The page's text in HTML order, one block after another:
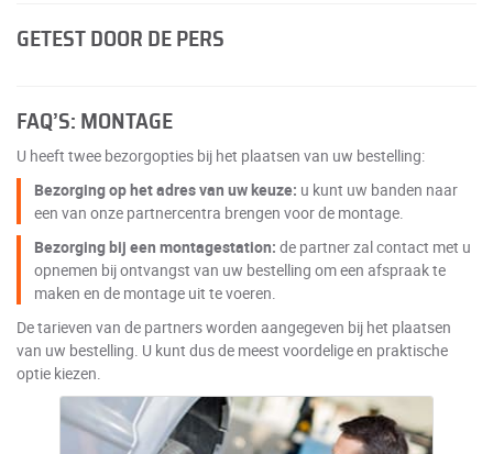
GETEST DOOR DE PERS
FAQ’S: MONTAGE
U heeft twee bezorgopties bij het plaatsen van uw bestelling:
Bezorging op het adres van uw keuze: u kunt uw banden naar
een van onze partnercentra brengen voor de montage.
Bezorging bij een montagestation: de partner zal contact met u
opnemen bij ontvangst van uw bestelling om een afspraak te
maken en de montage uit te voeren.
De tarieven van de partners worden aangegeven bij het plaatsen
van uw bestelling. U kunt dus de meest voordelige en praktische
optie kiezen.